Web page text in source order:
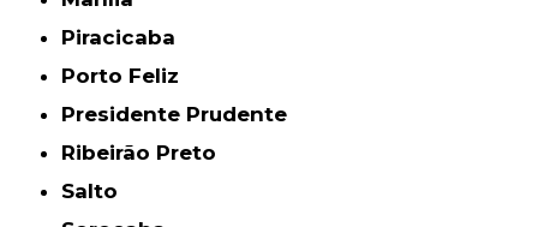
Piracicaba
Porto Feliz
Presidente Prudente
Ribeirão Preto
Salto